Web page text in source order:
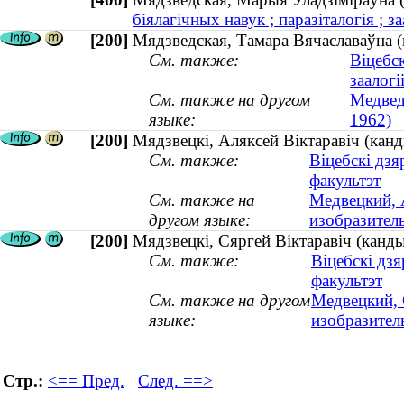
біялагічных навук ; паразіталогія ;
[200] Мядзведская, Тамара
См. также:
заалогіі
См. также на другом
языке:
1962)
[200] Мядзвецкі, Аляксей Віктаравіч
См. также:
Віцебскі
факультэт
См. также на
другом языке:
Медвецкий,
[200] Мядзвецкі, Сяргей Віктаравіч
См. также:
Віцебскі
факультэт
См. также на другом
языке:
Медвецкий,
Стр.: <== Пред. След. ==>